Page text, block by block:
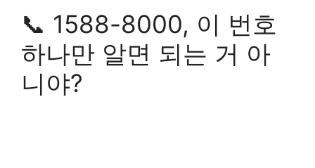
📞 1588-8000, 이 번호
하나만 알면 되는 거 아
니야?